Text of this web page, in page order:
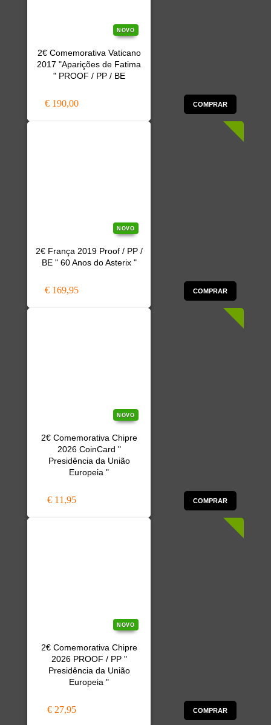
NOVO
2€ Comemorativa Vaticano
2017 "Aparições de Fatima
" PROOF / PP / BE
€ 190,00 COMPRAR
NOVO
2€ França 2019 Proof / PP /
BE " 60 Anos do Asterix "
€ 169,95 COMPRAR
NOVO
2€ Comemorativa Chipre
2026 CoinCard "
Presidência da União
Europeia "
€ 11,95 COMPRAR
NOVO
2€ Comemorativa Chipre
2026 PROOF / PP "
Presidência da União
Europeia "
€ 27,95 COMPRAR